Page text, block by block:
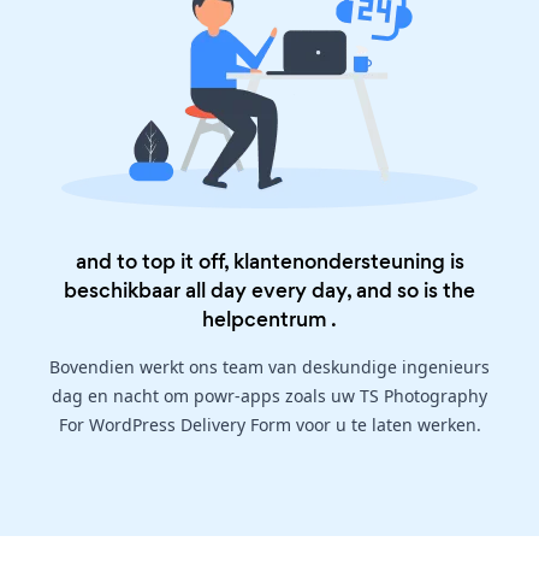
and to top it off, klantenondersteuning is
beschikbaar all day every day, and so is the
helpcentrum .
Bovendien werkt ons team van deskundige ingenieurs
dag en nacht om powr-apps zoals uw TS Photography
For WordPress Delivery Form voor u te laten werken.